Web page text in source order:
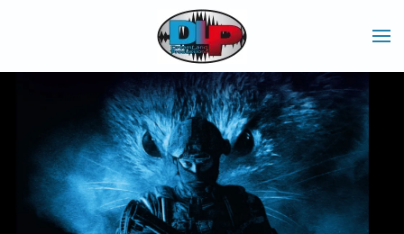
Skip to main content